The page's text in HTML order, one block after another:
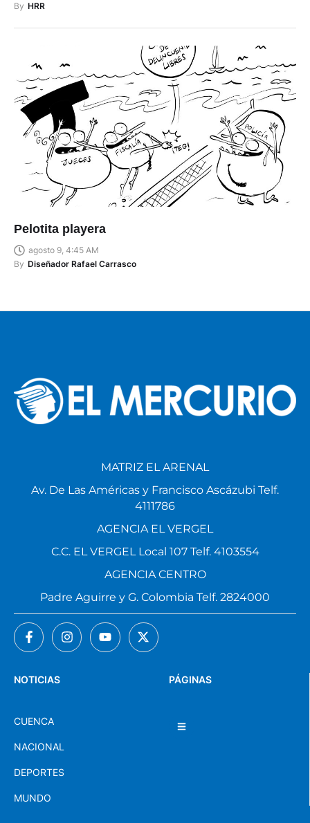
By HRR
Pelotita playera
agosto 9, 4:45 AM
By Diseñador Rafael Carrasco
PÁGINAS
NOTICIAS
CUENCA
NACIONAL
DEPORTES
MUNDO
MATRIZ EL ARENAL
Av. De Las Américas y Francisco Ascázubi Telf.
4111786
AGENCIA EL VERGEL
C.C. EL VERGEL Local 107 Telf. 4103554
AGENCIA CENTRO
Padre Aguirre y G. Colombia Telf. 2824000